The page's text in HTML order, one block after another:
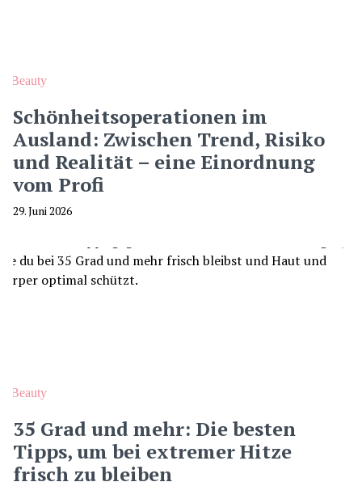
Beauty
Schönheitsoperationen im
Ausland: Zwischen Trend, Risiko
und Realität – eine Einordnung
vom Profi
29. Juni 2026
Beauty
35 Grad und mehr: Die besten
Tipps, um bei extremer Hitze
frisch zu bleiben